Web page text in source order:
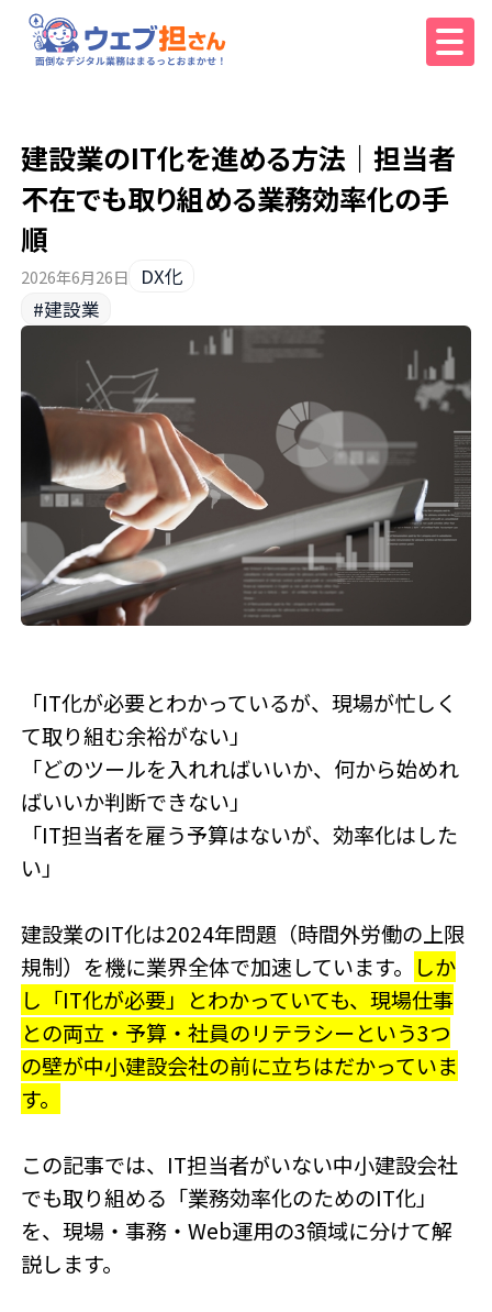
建設業のIT化を進める方法｜担当者
不在でも取り組める業務効率化の手
順
2026年6月26日
DX化
#建設業
「IT化が必要とわかっているが、現場が忙しく
て取り組む余裕がない」
「どのツールを入れればいいか、何から始めれ
ばいいか判断できない」
「IT担当者を雇う予算はないが、効率化はした
い」
建設業のIT化は2024年問題（時間外労働の上限
規制）を機に業界全体で加速しています。 しか
し「IT化が必要」とわかっていても、現場仕事
との両立・予算・社員のリテラシーという3つ
の壁が中小建設会社の前に立ちはだかっていま
す。
この記事では、IT担当者がいない中小建設会社
でも取り組める「業務効率化のためのIT化」
を、現場・事務・Web運用の3領域に分けて解
説します。